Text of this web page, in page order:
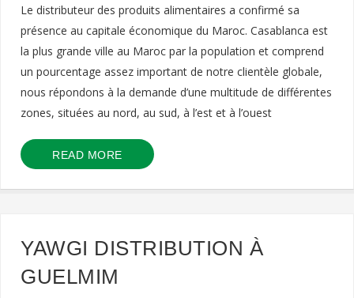
Le distributeur des produits alimentaires a confirmé sa
présence au capitale économique du Maroc. Casablanca est
la plus grande ville au Maroc par la population et comprend
un pourcentage assez important de notre clientèle globale,
nous répondons à la demande d’une multitude de différentes
zones, situées au nord, au sud, à l’est et à l’ouest
READ MORE
YAWGI DISTRIBUTION À
GUELMIM